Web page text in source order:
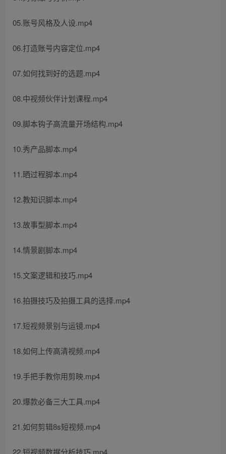
05.账号风格及人设.mp4
06.打造账号内容定位.mp4
07.如何找到好的选题.mp4
08.中视频伙伴计划课程.mp4
09.脚本钩子高流量开场结构.mp4
10.秀产品脚本.mp4
11.晒过程脚本.mp4
12.教知识脚本.mp4
13.故事型脚本.mp4
14.情景剧脚本.mp4
15.文案逻辑和技巧.mp4
16.拍摄技巧及拍摄工具的选择.mp4
17.短视频景别与运镜.mp4
18.如何上传高清视频.mp4
19.手把手教你用剪映.mp4
20.爆款必备三大工具.mp4
21.如何剪辑8s短视频.mp4
22.短视频数据分析技巧.mp4